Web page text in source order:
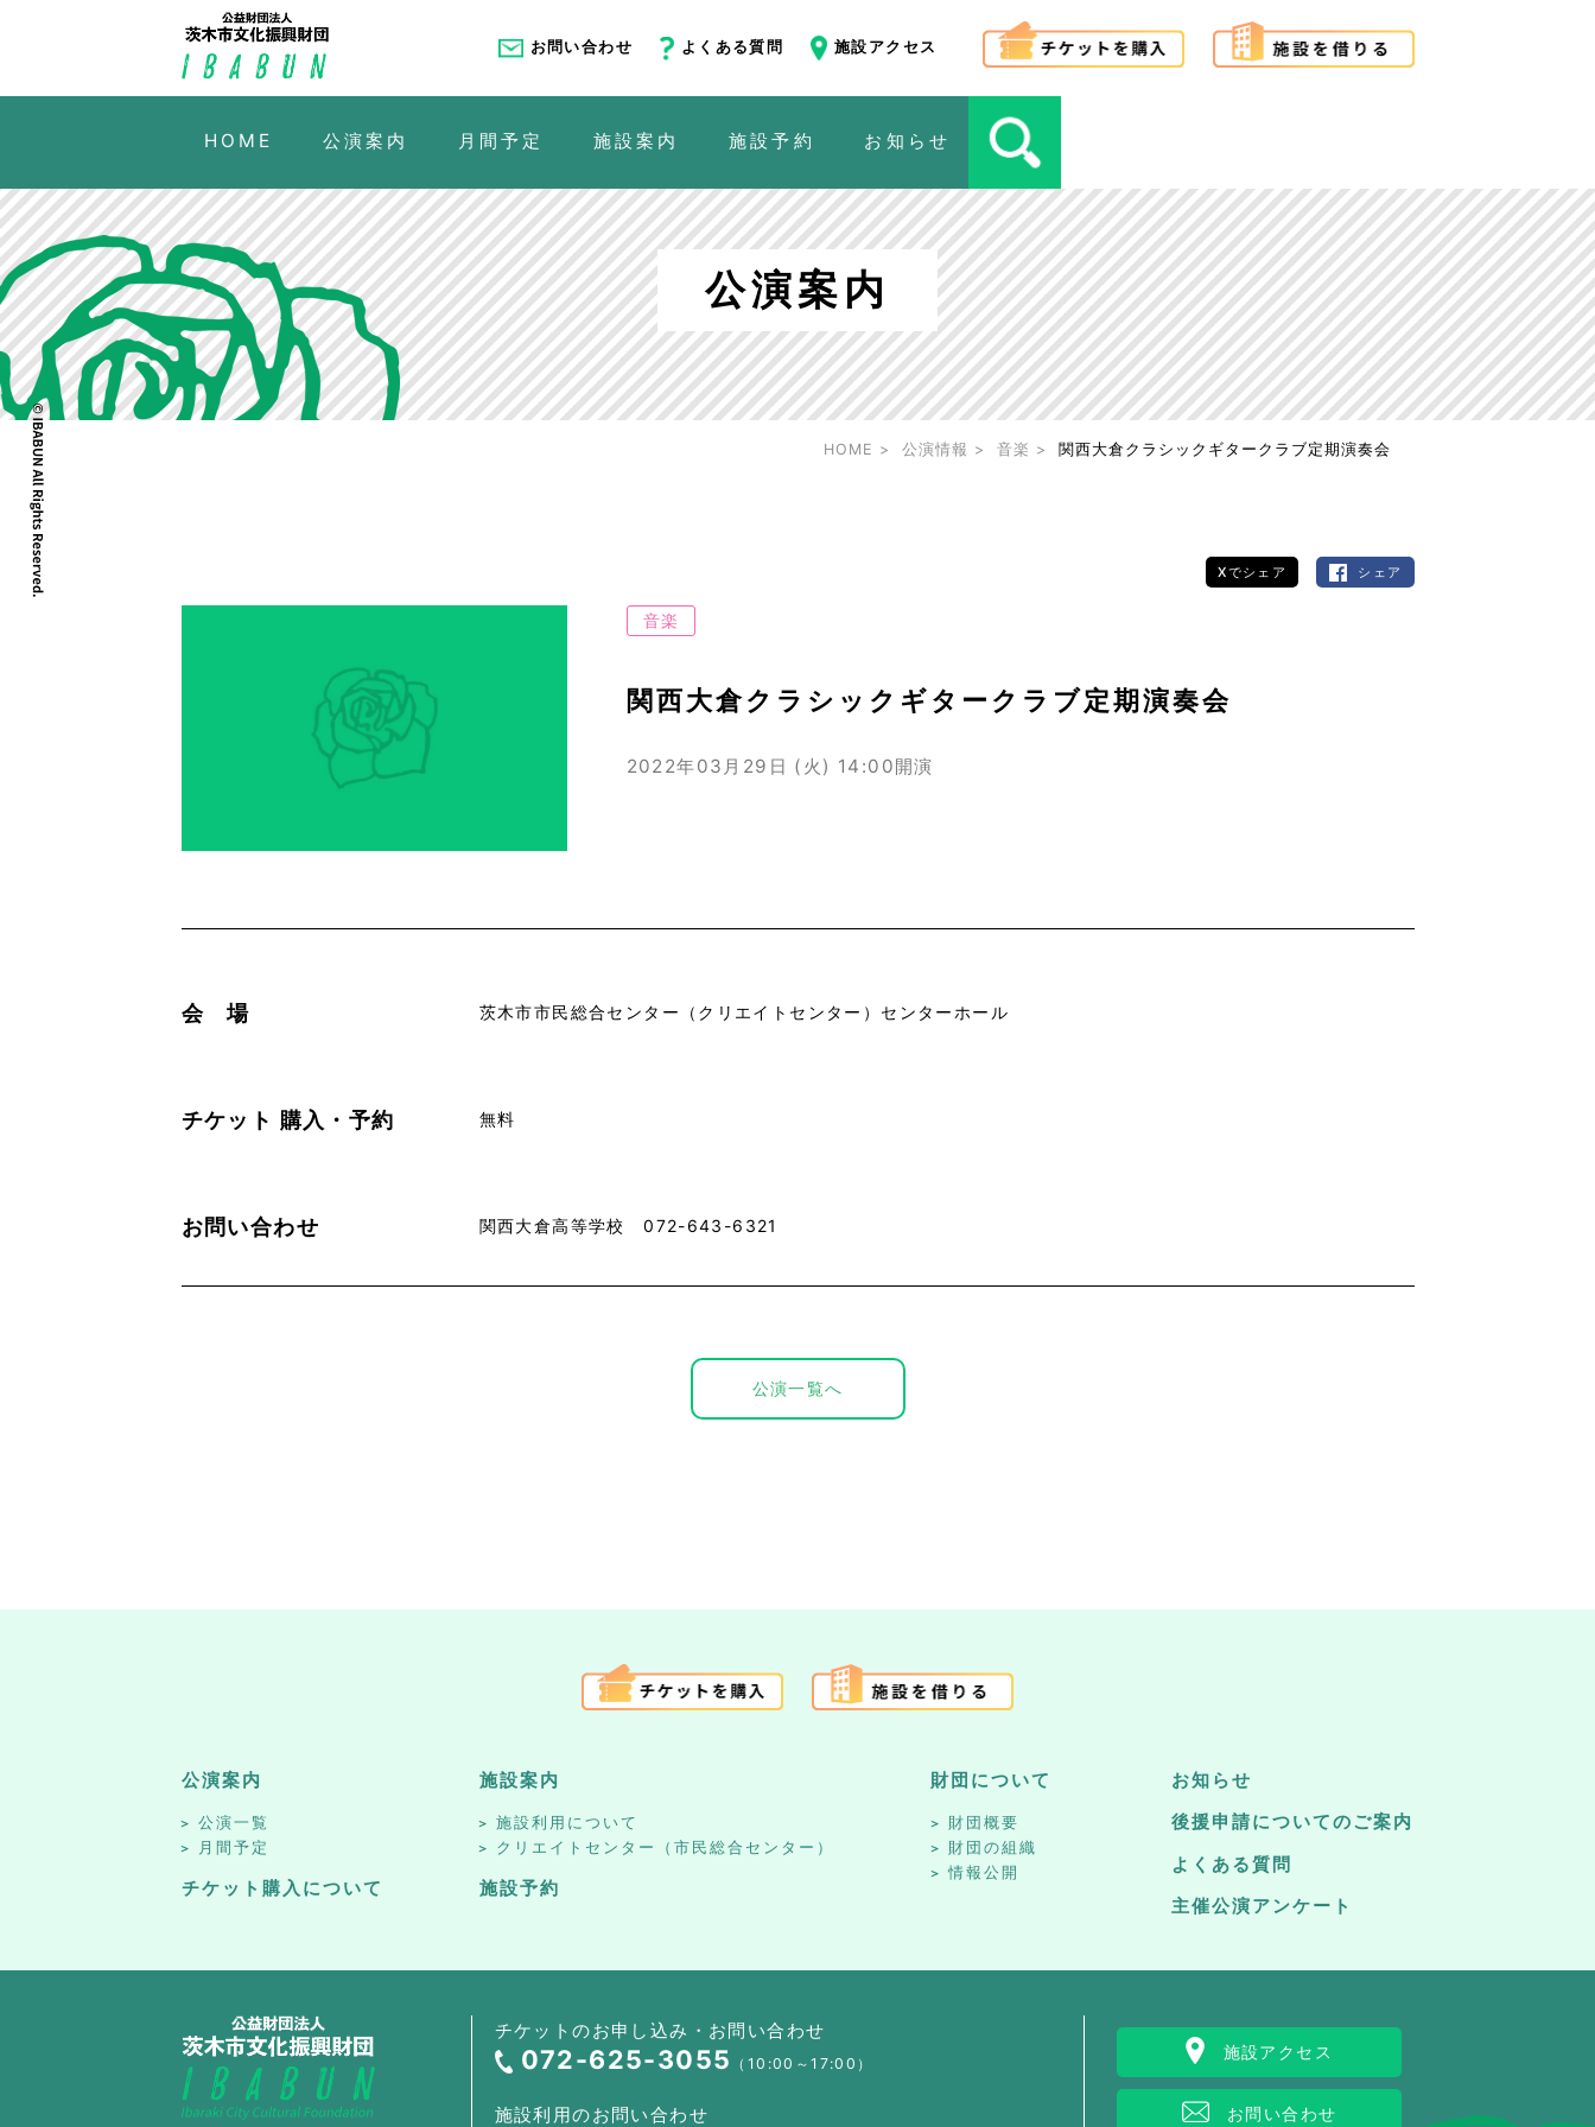
お問い合わせ よくある質問 施設アクセス
HOME 公演案内 月間予定 施設案内 施設予約 お知らせ
公演案内
HOME 公演情報 音楽 関西大倉クラシックギタークラブ定期演奏会
Xでシェア シェア
音楽
関西大倉クラシックギタークラブ定期演奏会
2022年03月29日 (火) 14:00開演
会 場 茨木市市民総合センター（クリエイトセンター）センターホール
チケット 購入・予約 無料
お問い合わせ 関西大倉高等学校 072-643-6321
公演一覧へ
公演案内
公演一覧
月間予定
チケット購入について
施設案内
施設利用について
クリエイトセンター（市民総合センター）
施設予約
財団について
財団概要
財団の組織
情報公開
お知らせ
後援申請についてのご案内
よくある質問
主催公演アンケート
チケットのお申し込み・お問い合わせ
072-625-3055 （10:00～17:00）
施設利用のお問い合わせ
施設アクセス
お問い合わせ